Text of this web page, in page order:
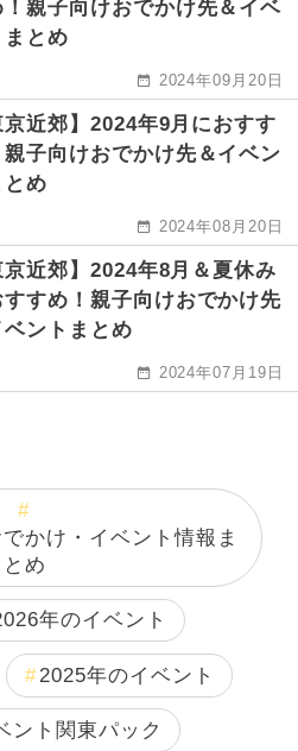
！親子向けおでかけ先＆イベ
まとめ
2024年09月20日
京近郊】2024年9月におすす
親子向けおでかけ先＆イベン
とめ
2024年08月20日
京近郊】2024年8月＆夏休み
すすめ！親子向けおでかけ先
ベントまとめ
2024年07月19日
かけ・イベント情報ま
とめ
年のイベント
2025年のイベント
ント関東パック